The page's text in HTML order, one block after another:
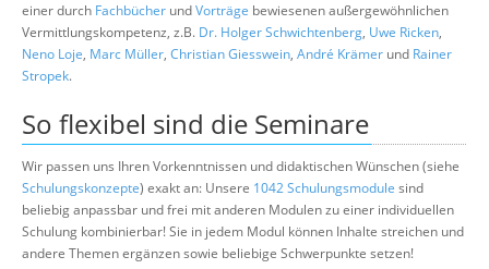
einer durch Fachbücher undVorträge bewiesenen außergewöhnlichen
Vermittlungskompetenz, z.B. Dr. Holger Schwichtenberg, Uwe Ricken,
Neno Loje, Marc Müller, Christian Giesswein, André Krämer und Rainer
Stropek.
So flexibel sind die Seminare
Wir passen uns Ihren Vorkenntnissen und didaktischen Wünschen (siehe
Schulungskonzepte) exakt an: Unsere 1042 Schulungsmodule sind
beliebig anpassbar und frei mit anderen Modulen zu einer individuellen
Schulung kombinierbar! Sie in jedem Modul können Inhalte streichen und
andere Themen ergänzen sowie beliebige Schwerpunkte setzen!